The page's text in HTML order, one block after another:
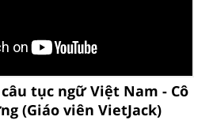
tục ngữ Việt Nam - Cô
(Giáo viên VietJack)